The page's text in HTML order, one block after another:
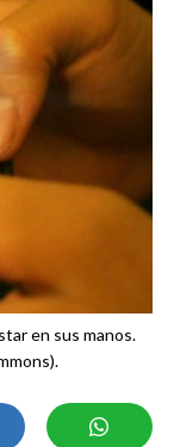
en sus manos.